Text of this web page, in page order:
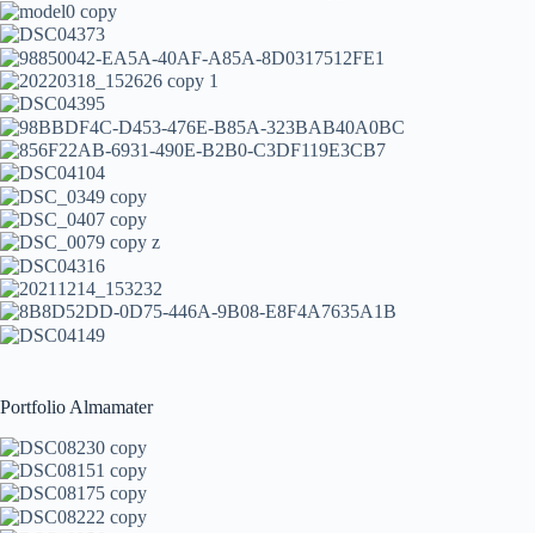
Portfolio Almamater